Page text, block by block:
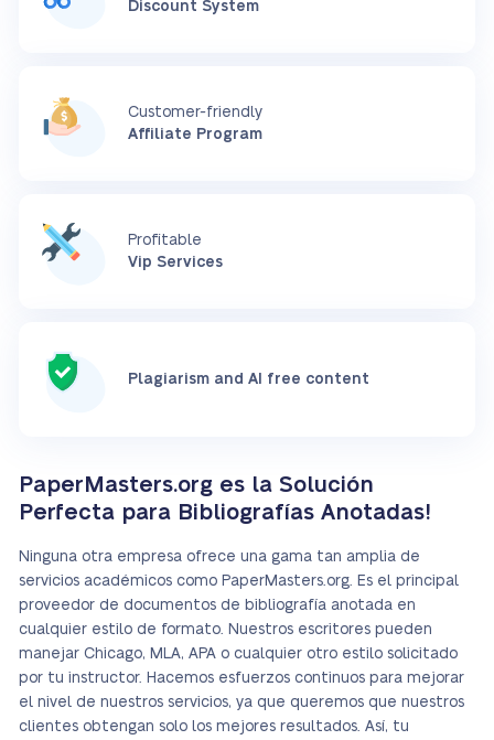
Discount System
Customer-friendly
Affiliate Program
Profitable
Vip Services
Plagiarism and AI free content
PaperMasters.org es la Solución
Perfecta para Bibliografías Anotadas!
Ninguna otra empresa ofrece una gama tan amplia de
servicios académicos como PaperMasters.org. Es el principal
proveedor de documentos de bibliografía anotada en
cualquier estilo de formato. Nuestros escritores pueden
manejar Chicago, MLA, APA o cualquier otro estilo solicitado
por tu instructor. Hacemos esfuerzos continuos para mejorar
el nivel de nuestros servicios, ya que queremos que nuestros
clientes obtengan solo los mejores resultados. Así, tu